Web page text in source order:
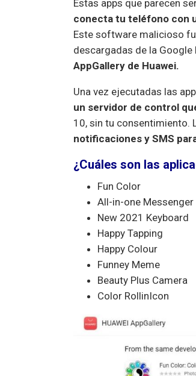
Estas apps que parecen
conecta tu teléfono con
Este software malicioso
descargadas de la Google
AppGallery de Huawei.
Una vez ejecutadas las
un servidor de control
10, sin tu consentimiento.
notificaciones y SMS
¿Cuáles son las
Fun Color
All-in-one Messenger
New 2021 Keyboard
Happy Tapping
Happy Colour
Funney Meme
Beauty Plus Camera
Color RollinIcon